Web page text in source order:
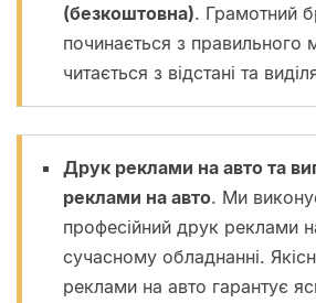
(безкоштовна). Грамотний
починається з правильного
читається з відстані та
Друк реклами на авто та
реклами на авто. Ми
професійний друк реклами
сучасному обладнанні.
реклами на авто гарантує